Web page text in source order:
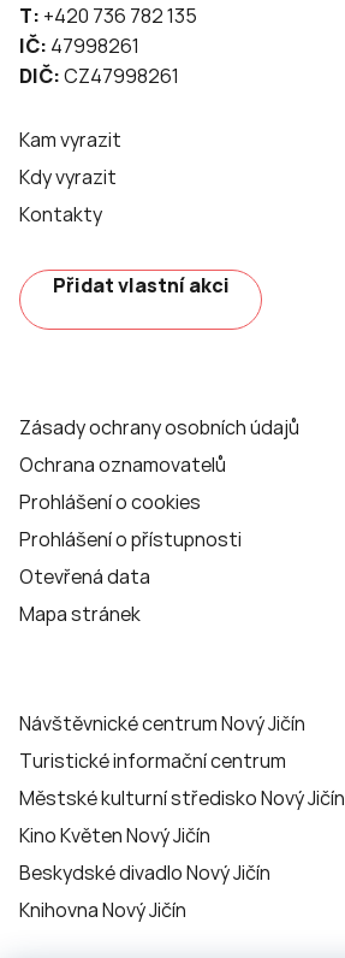
T: +420 736 782 135
IČ: 47998261
DIČ:CZ47998261
Kam vyrazit
Kdy vyrazit
Kontakty
Přidat vlastní akci
Zásady ochrany osobních údajů
Ochrana oznamovatelů
Prohlášení o cookies
Prohlášení o přístupnosti
Otevřená data
Mapa stránek
Návštěvnické centrum Nový Jičín
Turistické informační centrum
Městské kulturní středisko Nový Jičín
Kino Květen Nový Jičín
Beskydské divadlo Nový Jičín
Knihovna Nový Jičín